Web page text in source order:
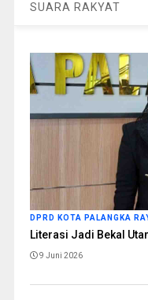
SUARA RAKYAT
DPRD KOTA PALANGKA
Literasi Jadi Bekal
9 Juni 2026